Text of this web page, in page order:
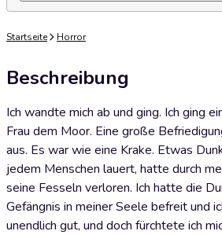
Startseite Horror
Beschreibung
Ich wandte mich ab und ging. Ich ging
Frau dem Moor. Eine große
aus. Es war wie eine Krake. Etwas
jedem Menschen lauert, hatte durch
seine Fesseln verloren. Ich hatte die
Gefängnis in meiner Seele befreit und
unendlich gut, und doch fürchtete ich